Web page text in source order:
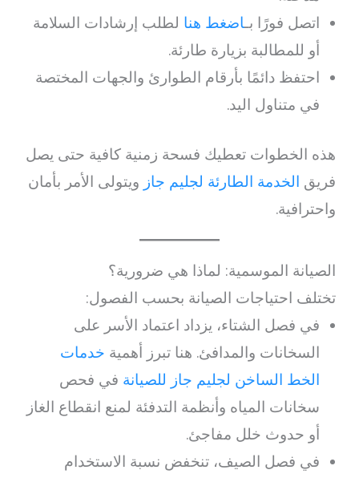
اتصل فورًا بـاضغط هنا لطلب إرشادات السلامة
أو للمطالبة بزيارة طارئة.
احتفظ دائمًا بأرقام الطوارئ والجهات المختصة
في متناول اليد.
هذه الخطوات تعطيك فسحة زمنية كافية حتى يصل
فريق الخدمة الطارئة لجليم جاز ويتولى الأمر بأمان
واحترافية.
الصيانة الموسمية: لماذا هي ضرورية؟
تختلف احتياجات الصيانة بحسب الفصول:
في فصل الشتاء، يزداد اعتماد الأسر على
السخانات والمدافئ. هنا تبرز أهمية خدمات
الخط الساخن لجليم جاز للصيانة في فحص
سخانات المياه وأنظمة التدفئة لمنع انقطاع الغاز
أو حدوث خلل مفاجئ.
في فصل الصيف، تنخفض نسبة الاستخدام